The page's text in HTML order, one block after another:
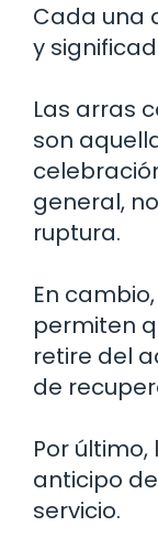
Cada una
y
Las arras
son
general,
ruptura.
En
permiten
retire del
de
Por
anticipo
servicio.